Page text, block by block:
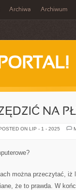
Archiwa Archiwum
NA
ON LIP - 1 - 2025
można przeczytać, iż
że to prawda. W